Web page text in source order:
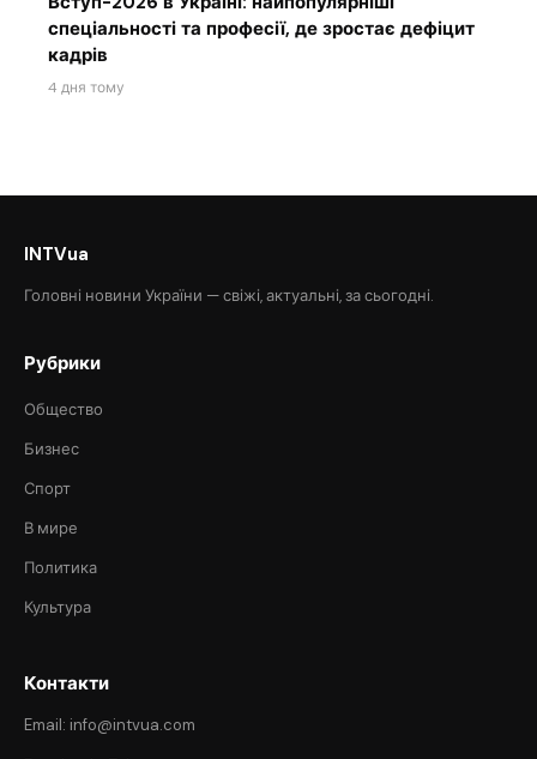
спеціальності та професії, де зростає дефіцит
кадрів
4 дня тому
INTVua
Головні новини України — свіжі, актуальні, за сьогодні.
Рубрики
Общество
Бизнес
Спорт
В мире
Политика
Культура
Контакти
Email: info@intvua.com